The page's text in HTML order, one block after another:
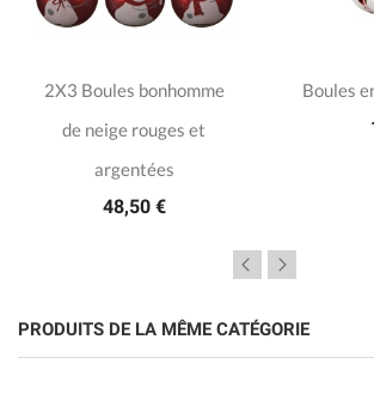
2X3 Boules bonhomme
de neige rouges et
argentées
48,50 €
Boules
PRODUITS DE LA MÊME CATÉGORIE